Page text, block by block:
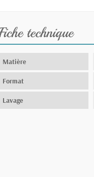
technique
Matière
Format
Lavage